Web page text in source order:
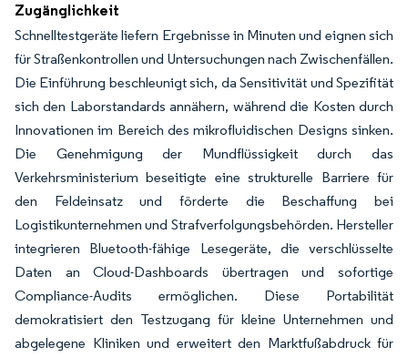
Zugänglichkeit
Schnelltestgeräte liefern Ergebnisse in Minuten und eignen sich
für Straßenkontrollen und Untersuchungen nach Zwischenfällen.
Die Einführung beschleunigt sich, da Sensitivität und Spezifität
sich den Laborstandards annähern, während die Kosten durch
Innovationen im Bereich des mikrofluidischen Designs sinken.
Die Genehmigung der Mundflüssigkeit durch das
Verkehrsministerium beseitigte eine strukturelle Barriere für
den Feldeinsatz und förderte die Beschaffung bei
Logistikunternehmen und Strafverfolgungsbehörden. Hersteller
integrieren Bluetooth-fähige Lesegeräte, die verschlüsselte
Daten an Cloud-Dashboards übertragen und sofortige
Compliance-Audits ermöglichen. Diese Portabilität
demokratisiert den Testzugang für kleine Unternehmen und
abgelegene Kliniken und erweitert den Marktfußabdruck für